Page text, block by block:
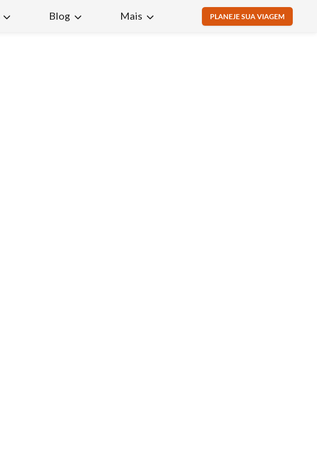
Blog Mais PLANEJE SUA VIAGEM